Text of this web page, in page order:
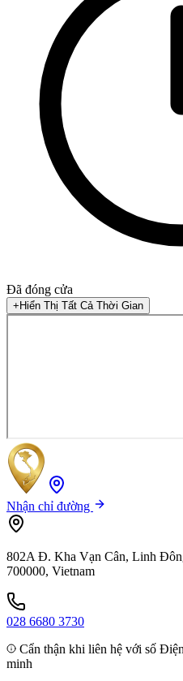
Đã đóng cửa
+ Hiển Thị Tất Cả Thời Gian
Nhận chỉ đường
802A Đ. Kha Vạn Cân, Linh
700000, Vietnam
028 6680 3730
Cẩn thận khi liên hệ với số
minh